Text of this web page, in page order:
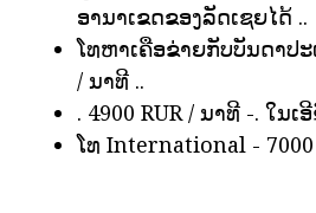
ອານາເຂດຂອງລັດເຊຍໄດ້ ..
ໂທຫາເຄືອຂ່າຍກັບບັນດາປະ
/ ນາທີ ..
. 4900 RUR / ນາທີ -. ໃນເ
ໂທ International - 7000